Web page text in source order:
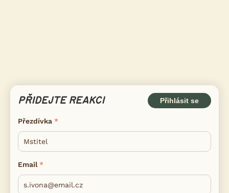
PŘIDEJTE REAKCI Přihlásit se
Přezdívka
Email